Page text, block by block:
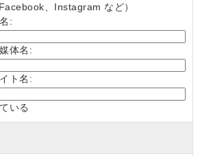
、Instagram など）
:
体名:
ト名:
いる